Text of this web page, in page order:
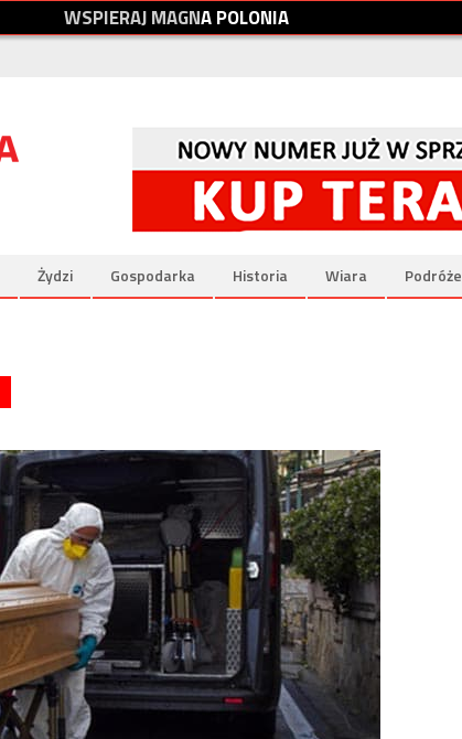
WSPIERAJMAGNAPOLONIA
Żydzi Gospodarka Historia Wiara Podróże